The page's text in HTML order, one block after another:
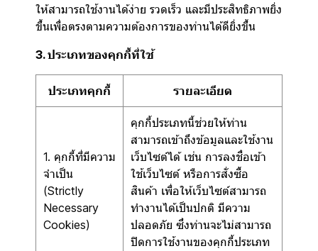
ให้สามารถใช้งานได้ง่าย รวดเร็ว และมีประสิทธิภาพยิ่ง
ขึ้นเพื่อตรงตามความต้องการของท่านได้ดียิ่งขึ้น
3. ประเภทของคุกกี้ที่ใช้
ประเภทคุกกี้ รายละเอียด
1. คุกกี้ที่มีความ
จำเป็น
(Strictly
Necessary
Cookies)
คุกกี้ประเภทนี้ช่วยให้ท่าน
สามารถเข้าถึงข้อมูลและใช้งาน
เว็บไซต์ได้ เช่น การลงชื่อเข้า
ใช้เว็บไซต์ หรือการสั่งซื้อ
สินค้า เพื่อให้เว็บไซต์สามารถ
ทำงานได้เป็นปกติ มีความ
ปลอดภัย ซึ่งท่านจะไม่สามารถ
ปิดการใช้งานของคุกกี้ประเภท